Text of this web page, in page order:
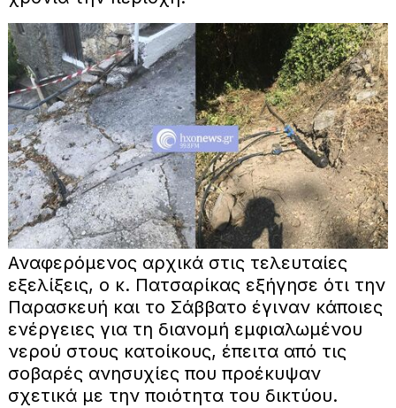
Αναφερόμενος αρχικά στις τελευταίες
εξελίξεις, ο κ. Πατσαρίκας εξήγησε ότι την
Παρασκευή και το Σάββατο έγιναν κάποιες
ενέργειες για τη διανομή εμφιαλωμένου
νερού στους κατοίκους, έπειτα από τις
σοβαρές ανησυχίες που προέκυψαν
σχετικά με την ποιότητα του δικτύου.